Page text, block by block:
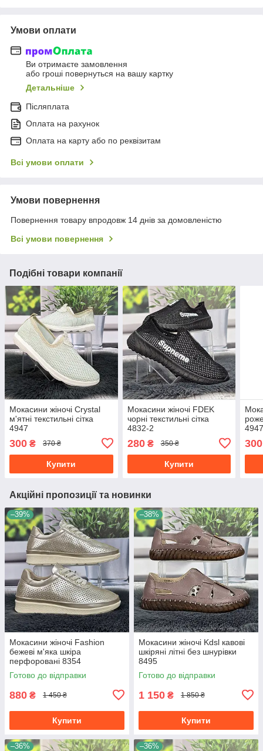
Умови оплати
Ви отримаєте замовлення
або гроші повернуться на вашу картку
Детальніше
Післяплата
Оплата на рахунок
Оплата на карту або по реквізитам
Всі умови оплати
Умови повернення
Повернення товару впродовж 14 днів за домовленістю
Всі умови повернення
Подібні товари компанії
Мокасини жіночі Crystal
м'ятні текстильні сітка
4947
300 ₴ 370 ₴
Купити
Мокасини жіночі FDEK
чорні текстильні сітка
4832-2
280₴ 350 ₴
Купити
300
Акційні пропозиції та новинки
–39%
Мокасини жіночі Fashion
бежеві м'яка шкіра
перфоровані 8354
Готово до відправки
880 ₴ 1 450 ₴
Купити
–38%
Мокасини жіночі Kdsl кавові
шкіряні літні без шнурівки
8495
Готово до відправки
1 150 ₴ 1 850 ₴
Купити
–36% –36%